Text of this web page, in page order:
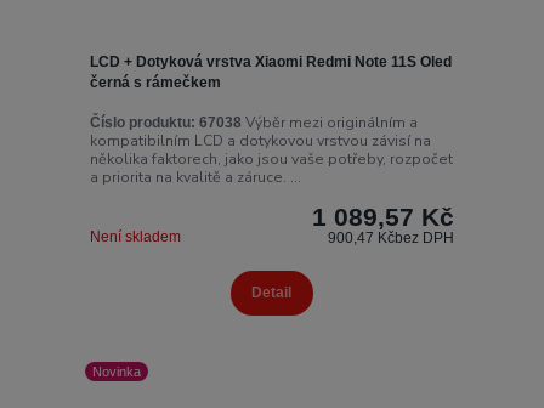
LCD + Dotyková vrstva Xiaomi Redmi Note 11S Oled
černá s rámečkem
Číslo produktu: 67038 Výběr mezi originálním a
kompatibilním LCD a dotykovou vrstvou závisí na
několika faktorech, jako jsou vaše potřeby, rozpočet
a priorita na kvalitě a záruce. ...
1 089,57 Kč
900,47 Kčbez DPH
Není skladem
Detail
Novinka